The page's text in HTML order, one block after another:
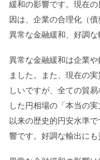
緩和の影響です。現在
因は、企業の合理化（
異常な金融緩和、好調な
異常な金融緩和は企業
ました。また、現在の
しいですが、全ての貿
した円相場の「本当の
以来の歴史的円安水準
響です。好調な輸出にも